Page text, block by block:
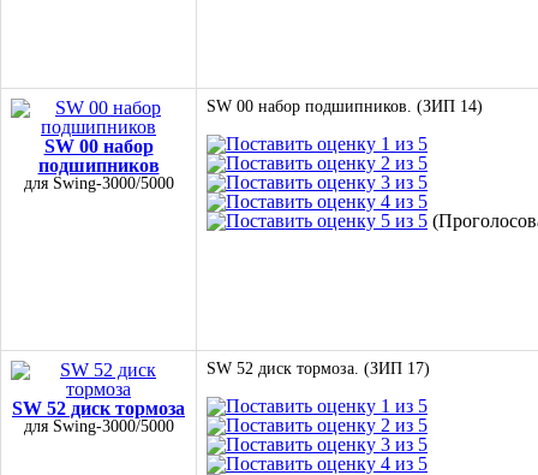
SW 00 набор
подшипников
для Swing-3000/5000
SW 00 набор подшипников. (ЗИП 14)
SW 52 диск тормоза
для Swing-3000/5000
SW 52 диск тормоза. (ЗИП 17)